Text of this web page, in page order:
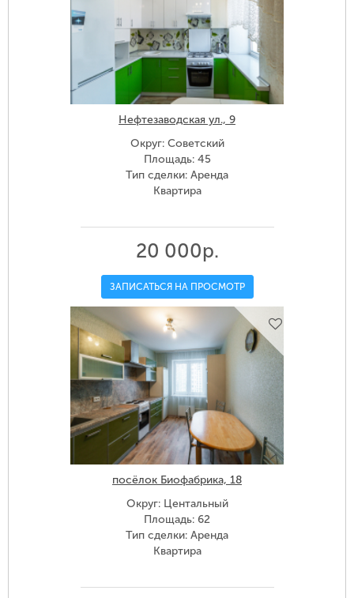
Нефтезаводская ул., 9
Округ: Советский
Площадь: 45
Тип сделки: Аренда
Квартира
20 000р.
ЗАПИСАТЬСЯ НА ПРОСМОТР
посёлок Биофабрика, 18
Округ: Центальный
Площадь: 62
Тип сделки: Аренда
Квартира